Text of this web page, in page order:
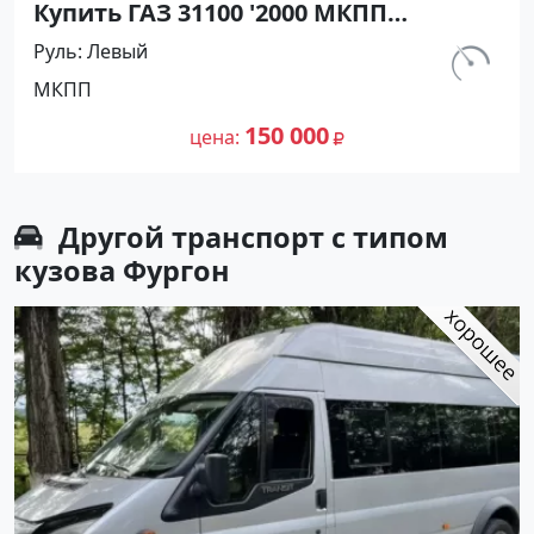
Купить ГАЗ 31100 '2000 МКПП
(2300/145 л.с.) Бензин карбюратор
Полтавская цвет Белый Седан по
цене 150000 рублей, объявление
№20527 на сайте Авторынок23
км.
Руль Левый
МКПП
цена 150 000
Другой транспорт с типом
кузова Фургон